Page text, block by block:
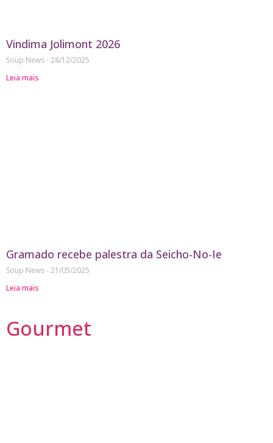
Vindima Jolimont 2026
Soup News 28/12/2025
Leia mais
Gramado recebe palestra da Seicho-No-Ie
Soup News 21/05/2025
Leia mais
Gourmet